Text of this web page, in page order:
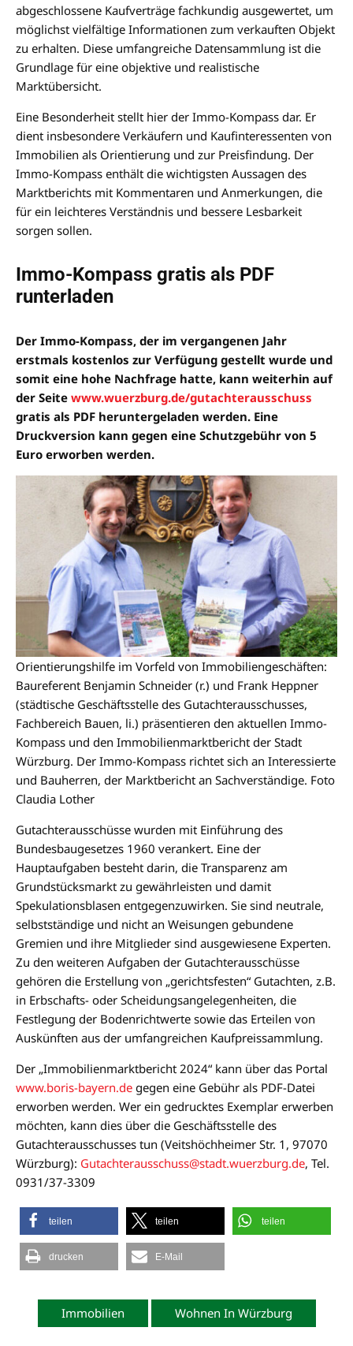
abgeschlossene Kaufverträge fachkundig ausgewertet, um
möglichst vielfältige Informationen zum verkauften Objekt
zu erhalten. Diese umfangreiche Datensammlung ist die
Grundlage für eine objektive und realistische
Marktübersicht.
Eine Besonderheit stellt hier der Immo-Kompass dar. Er
dient insbesondere Verkäufern und Kaufinteressenten von
Immobilien als Orientierung und zur Preisfindung. Der
Immo-Kompass enthält die wichtigsten Aussagen des
Marktberichts mit Kommentaren und Anmerkungen, die
für ein leichteres Verständnis und bessere Lesbarkeit
sorgen sollen.
Immo-Kompass gratis als PDF
runterladen
Der Immo-Kompass, der im vergangenen Jahr
erstmals kostenlos zur Verfügung gestellt wurde und
somit eine hohe Nachfrage hatte, kann weiterhin auf
der Seite www.wuerzburg.de/gutachterausschuss
gratis als PDF heruntergeladen werden. Eine
Druckversion kann gegen eine Schutzgebühr von 5
Euro erworben werden.
Orientierungshilfe im Vorfeld von Immobiliengeschäften:
Baureferent Benjamin Schneider (r.) und Frank Heppner
(städtische Geschäftsstelle des Gutachterausschusses,
Fachbereich Bauen, li.) präsentieren den aktuellen Immo-
Kompass und den Immobilienmarktbericht der Stadt
Würzburg. Der Immo-Kompass richtet sich an Interessierte
und Bauherren, der Marktbericht an Sachverständige. Foto
Claudia Lother
Gutachterausschüsse wurden mit Einführung des
Bundesbaugesetzes 1960 verankert. Eine der
Hauptaufgaben besteht darin, die Transparenz am
Grundstücksmarkt zu gewährleisten und damit
Spekulationsblasen entgegenzuwirken. Sie sind neutrale,
selbstständige und nicht an Weisungen gebundene
Gremien und ihre Mitglieder sind ausgewiesene Experten.
Zu den weiteren Aufgaben der Gutachterausschüsse
gehören die Erstellung von „gerichtsfesten“ Gutachten, z.B.
in Erbschafts- oder Scheidungsangelegenheiten, die
Festlegung der Bodenrichtwerte sowie das Erteilen von
Auskünften aus der umfangreichen Kaufpreissammlung.
Der „Immobilienmarktbericht 2024“ kann über das Portal
www.boris-bayern.de gegen eine Gebühr als PDF-Datei
erworben werden. Wer ein gedrucktes Exemplar erwerben
möchten, kann dies über die Geschäftsstelle des
Gutachterausschusses tun (Veitshöchheimer Str. 1, 97070
Würzburg): Gutachterausschuss@stadt.wuerzburg.de, Tel.
0931/37-3309
teilen teilen teilen
drucken E-Mail
Immobilien Wohnen In Würzburg